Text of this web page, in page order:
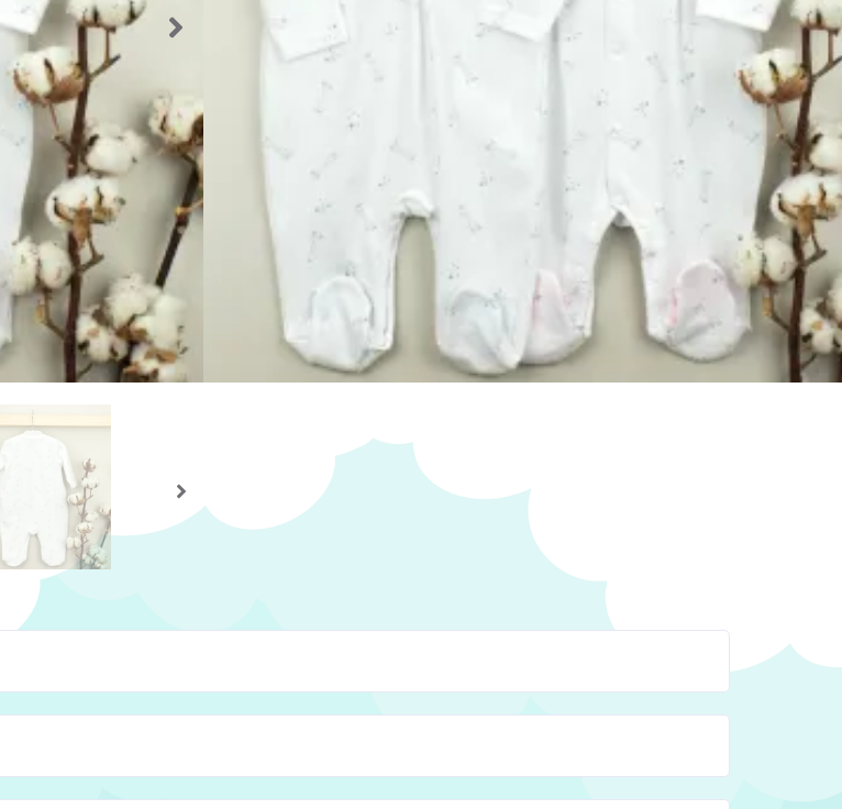
Los productos personalizados se hacen bajo pedido, verifica
que el producto sea personalizable:
La personalización no esta incluida en el precio.
Volver a la tienda